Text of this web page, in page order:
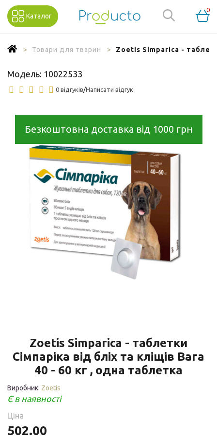
Каталог
0
Товари для тварин Zoetis Simparica -
Модель: 10022533
0 відгуків/Написати відгук
Безкоштовна доставка від 1000 грн
Zoetis Simparica - таблетки
Сімпаріка від бліх та кліщів Вага
40 - 60 кг , одна таблетка
Виробник: Zoetis
Є в наявності
Ціна
502.00